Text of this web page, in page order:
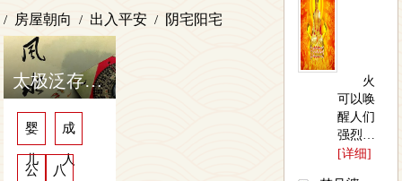
房屋朝向 出入平安 阴宅阳宅
太极泛存观、场气万有观、场气导引观
婴
儿
成
人
公 八
火
可以唤
醒人们
强烈的
感情，
[详细]